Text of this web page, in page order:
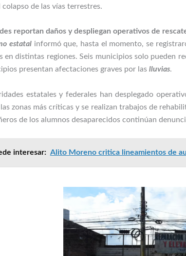
colapso de las vías terrestres.
reportan daños y despliegan operativos de
estatal informó que, hasta el momento, se
en distintas regiones. Seis municipios solo pueden
presentan afectaciones graves por las lluvias.
estatales y federales han desplegado
zonas más críticas y se realizan trabajos de
de los alumnos desaparecidos continúan
interesar: Alito Moreno critica lineamientos de